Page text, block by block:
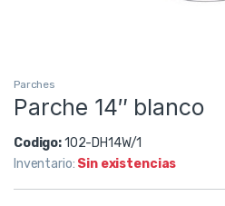
Parches
Parche 14″ blanco
Codigo:102-DH14W/1
Inventario: Sin existencias